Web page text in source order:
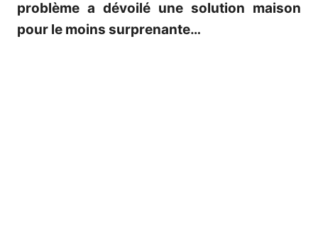
problème a dévoilé une solution maison
pour le moins surprenante…